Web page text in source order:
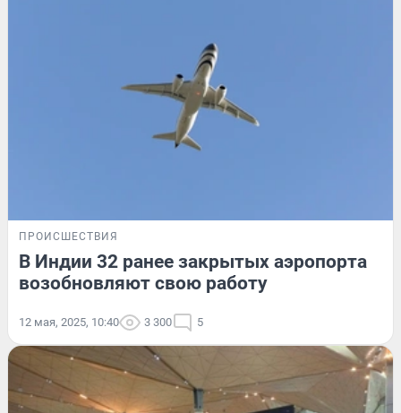
ПРОИСШЕСТВИЯ
В Индии 32 ранее закрытых аэропорта
возобновляют свою работу
12 мая, 2025, 10:40 3 300 5